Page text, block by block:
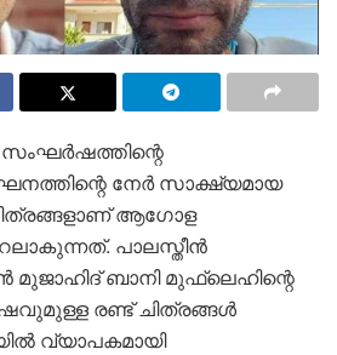
നേർ സാക്ഷ്യമായ
ആഗോള
പാലസ്തീൻ
ബാനി മുഫ്ലെഹിന്റെ
രണ്ട് ചിത്രങ്ങൾ
വ്യാപകമായി